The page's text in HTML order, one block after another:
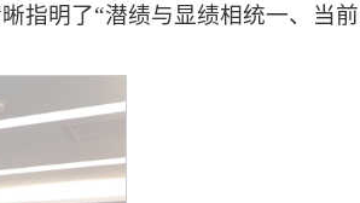
指明了“潜绩与显绩相统一、当